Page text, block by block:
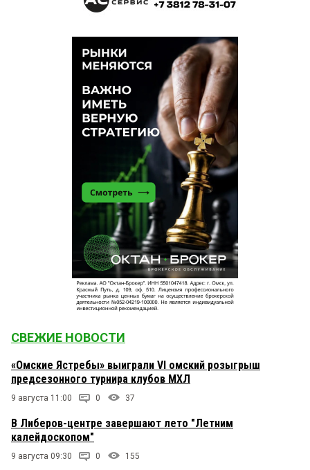
СВЕЖИЕ НОВОСТИ
«Омские Ястребы» выиграли VI омский розыгрыш
предсезонного турнира клубов МХЛ
9 августа 11:00 0 37
В Либеров-центре завершают лето "Летним
калейдоскопом"
9 августа 09:30 0 155